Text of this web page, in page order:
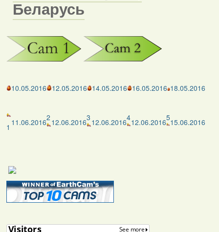
Беларусь
10.05.2016 12.05.2016 14.05.2016 16.05.2016 18.05.2016
1 11.06.20162 12.06.20163 12.06.2016412.06.2016515.06.2016